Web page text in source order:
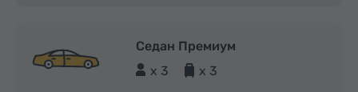
Седан Премиум
x 3
x 3